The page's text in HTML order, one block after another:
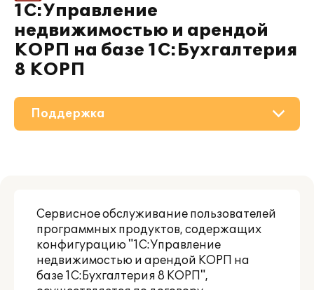
1С:Управление
недвижимостью и арендой
КОРП на базе 1С:Бухгалтерия
8 КОРП
Поддержка
Материалы
Партнерам
Сервисное обслуживание пользователей
программных продуктов, содержащих
конфигурацию "1С:Управление
недвижимостью и арендой КОРП на
базе 1С:Бухгалтерия 8 КОРП",